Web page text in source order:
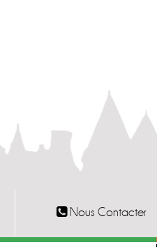
Nous Contacter